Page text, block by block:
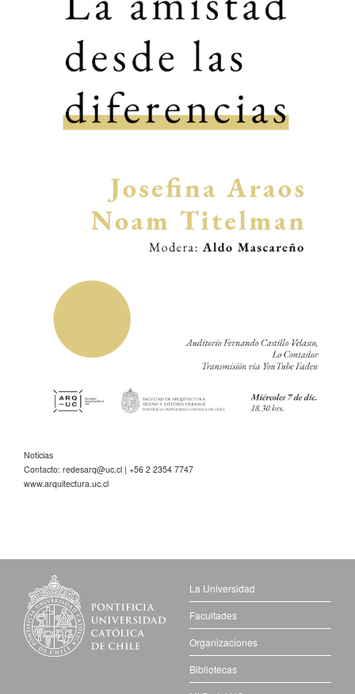
Noticias
Contacto: redesarq@uc.cl | +56 2 2354 7747
www.arquitectura.uc.cl
La Universidad
Facultades
Organizaciones
Bibliotecas